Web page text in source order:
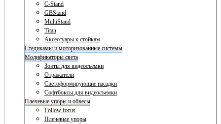
C-Stand
GBStand
MultiStand
Titan
Аксессуары к стойкам
Стедикамы и моторизованные системы
Модификаторы света
Зонты для видеосъемки
Отражатели
Светоформирующие насадки
Софтбоксы для видеосъемки
Плечевые упоры и обвесы
Follow focus
Плечевые упоры